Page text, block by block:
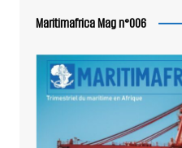
Maritimafrica Mag n°006